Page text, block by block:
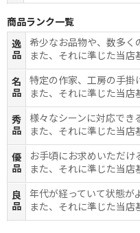
商品ランク一覧
逸
品
希少なお品物や、数多く
また、それに準じた当店
名
品
特定の作家、工房の手掛
また、それに準じた当店
秀
品
様々なシーンに対応でき
また、それに準じた当店
優
品
お手頃にお求めいただけ
また、それに準じた当店
良
品
年代が経っていて状態が
また、それに準じた当